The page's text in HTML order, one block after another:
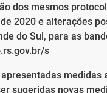
dos mesmos
2020 e alterações
do Sul, para as
s
sugeridas novas